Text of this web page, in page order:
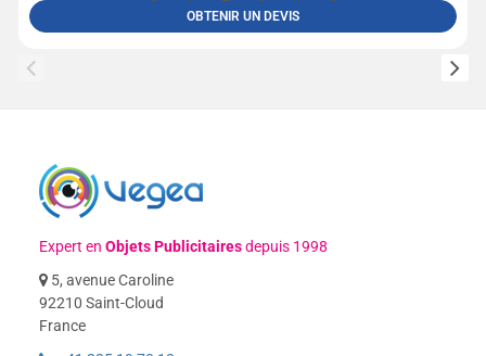
OBTENIR UN DEVIS
Expert enObjets Publicitairesdepuis 1998
5, avenue Caroline
92210 Saint-Cloud
France